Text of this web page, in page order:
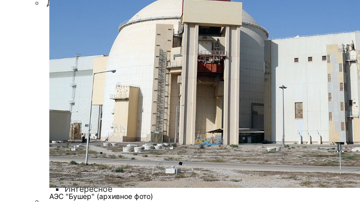
Другие рубрики
Спецпроект «Юрий Мамлеев»
Календарь событий
Армия
Персона
Наука и Технологии
Культура
Общество
Спорт
Здоровье
Происшествия
Дайджесты
Стиль жизни
Новости партнеров
Интересное
АЭС "Бушер" (архивное фото)